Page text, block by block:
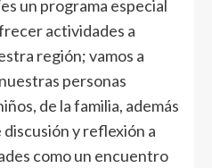
un programa especial
actividades a
región; vamos a
personas
de la familia, además
y reflexión a
como un encuentro